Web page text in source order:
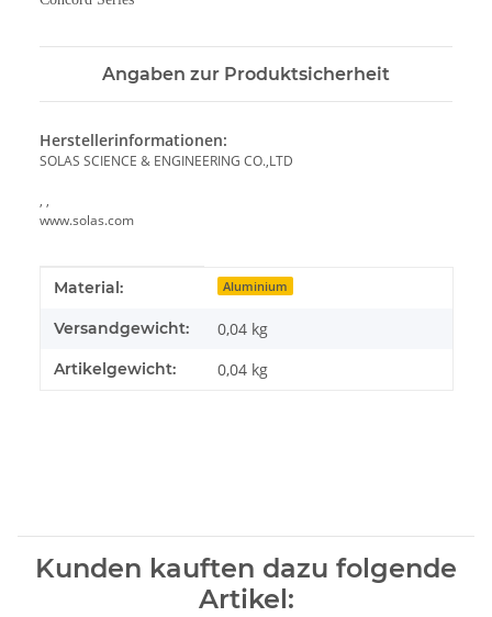
Angaben zur Produktsicherheit
Herstellerinformationen:
SOLAS SCIENCE & ENGINEERING CO.,LTD
, ,
www.solas.com
Produkteigenschaft
Wert
Material: Aluminium
Versandgewicht: 0,04 kg
Artikelgewicht: 0,04 kg
Kunden kauften dazu folgende
Artikel: